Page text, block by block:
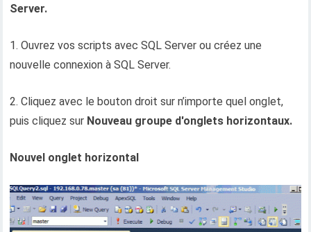
Server.
1. Ouvrez vos scripts avec SQL Server ou créez une
nouvelle connexion à SQL Server.
2. Cliquez avec le bouton droit sur n’importe quel onglet,
puis cliquez sur Nouveau groupe d'onglets horizontaux.
Nouvel onglet horizontal